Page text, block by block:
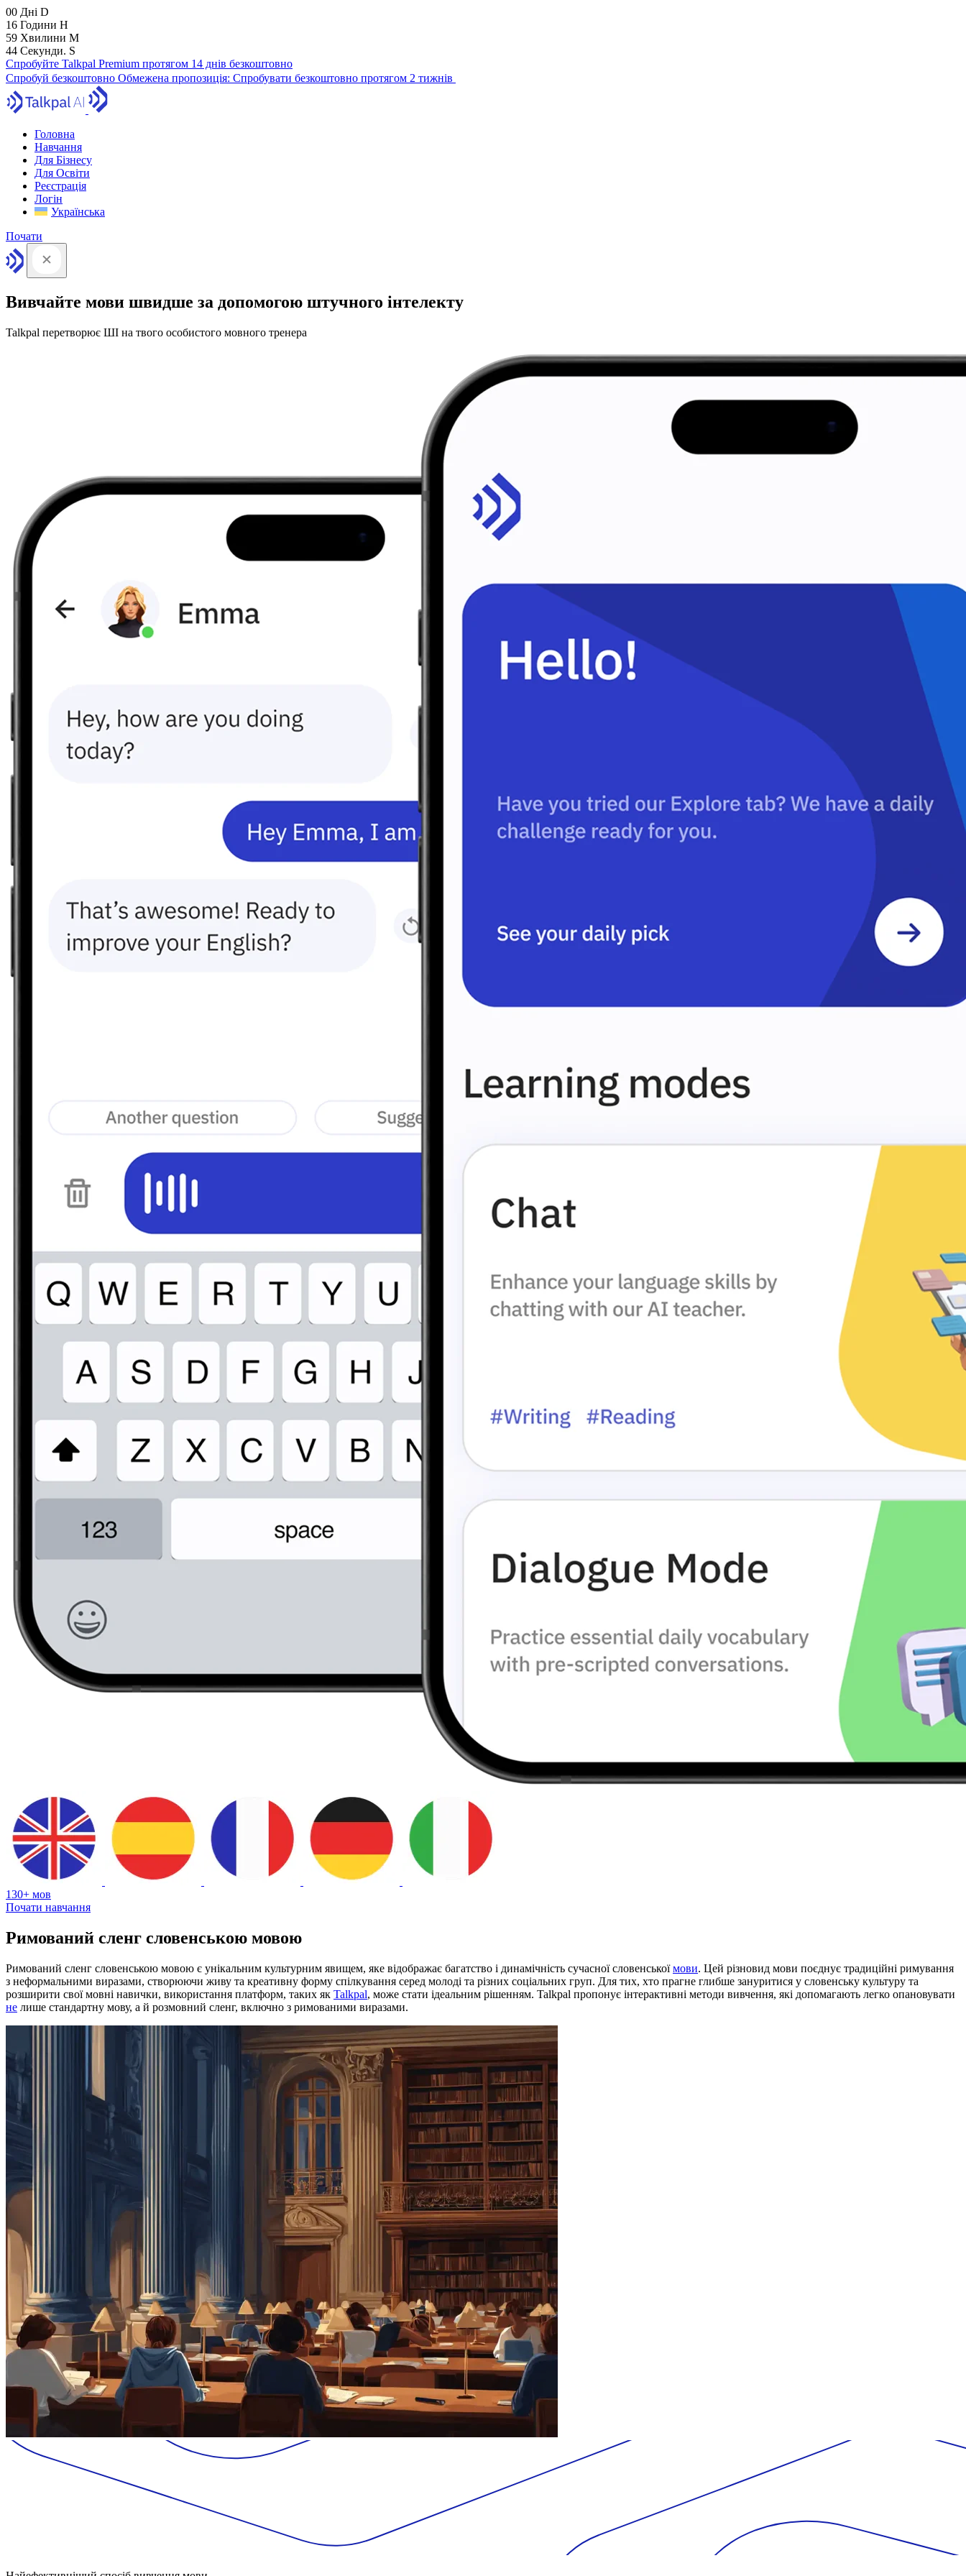
00 Дні D
16 Години H
59 Хвилини M
43 Секунди. S
Спробуйте Talkpal Premium протягом 14 днів безкоштовно
Спробуй безкоштовно Обмежена пропозиція: Спробувати безкоштовно протягом 2 тижнів
Головна
Навчання
Для Бізнесу
Для Освіти
Реєстрація
Логін
Українська
Почати
Вивчайте мови швидше за допомогою штучного інтелекту
Talkpal перетворює ШІ на твого особистого мовного тренера
130+ мов
Почати навчання
Римований сленг словенською мовою
Римований сленг словенською мовою є унікальним культурним явищем, яке відображає багатство і динамічність сучасної словенськоїмови. Цей різновид мови поєднує традиційні римування
з неформальними виразами, створюючи живу та креативну форму спілкування серед молоді та різних соціальних груп. Для тих, хто прагне глибше зануритися у словенську культуру та
розширити свої мовні навички, використання платформ, таких як Talkpal, може стати ідеальним рішенням. Talkpal пропонує інтерактивні методи вивчення, які допомагають легко опановувати
не лише стандартну мову, а й розмовний сленг, включно з римованими виразами.